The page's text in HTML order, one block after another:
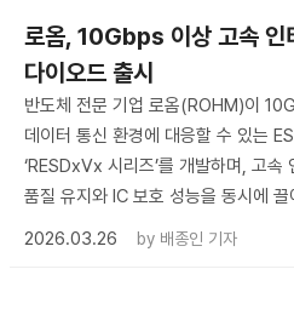
로옴, 10Gbps 이상 고속 인
다이오드 출시
반도체 전문 기업 로옴(ROHM)이
데이터 통신 환경에 대응할 수 있는
‘RESDxVx 시리즈’를 개발하며, 고속
품질 유지와 IC 보호 성능을 동시에 끌
2026.03.26
by 배종인 기자